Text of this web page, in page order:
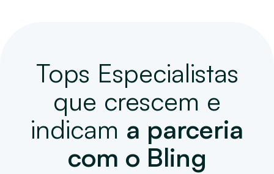
Tops Especialistas
que crescem e
indicam a parceria
com o Bling